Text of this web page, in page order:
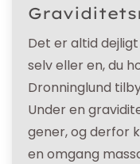
Det er altid
selv eller en, du
Dronninglund
Under en
gener, og
en omgang